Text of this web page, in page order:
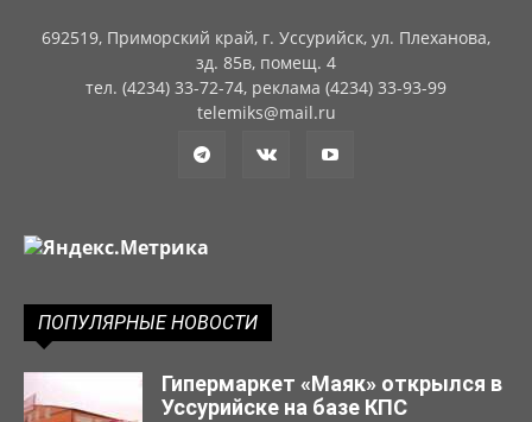
692519, Приморский край, г. Уссурийск, ул. Плеханова,
зд. 85в, помещ. 4
тел. (4234) 33-72-74, реклама (4234) 33-93-99
telemiks@mail.ru
ПОПУЛЯРНЫЕ НОВОСТИ
Гипермаркет «Маяк» открылся в
Уссурийске на базе КПС